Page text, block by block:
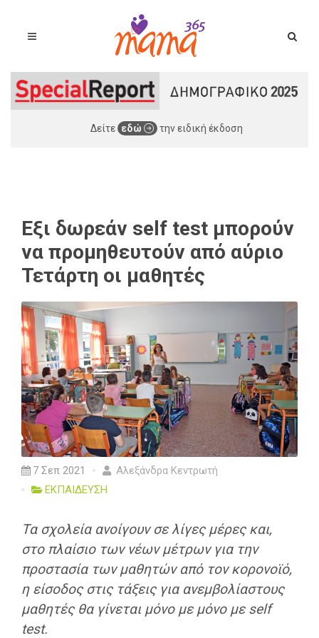
Δείτε εδώ την ειδική έκδοση
Εξι δωρεάν self test μπορούν
να προμηθευτούν από αύριο
Τετάρτη οι μαθητές
7 Σεπ 2021
Αλεξάνδρα Κεντρωτή
ΕΚΠΑΙΔΕΥΣΗ
Tα σχολεία ανοίγουν σε λίγες μέρες και,
στο πλαίσιο των νέων μέτρων για την
προστασία των μαθητών από τον κορονοϊό,
η είσοδος στις τάξεις για ανεμβολίαστους
μαθητές θα γίνεται μόνο με μόνο με self
test.